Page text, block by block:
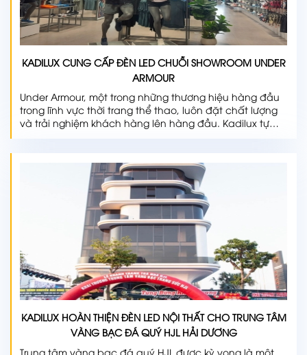
KADILUX CUNG CẤP ĐÈN LED CHUỖI SHOWROOM UNDER
ARMOUR
Under Armour, một trong những thương hiệu hàng đầu
trong lĩnh vực thời trang thể thao, luôn đặt chất lượng
và trải nghiệm khách hàng lên hàng đầu. Kadilux tự
KADILUX HOÀN THIỆN ĐÈN LED NỘI THẤT CHO TRUNG TÂM
VÀNG BẠC ĐÁ QUÝ HJL HẢI DƯƠNG
Trung tâm vàng bạc đá quý HJL được kỳ vọng là một